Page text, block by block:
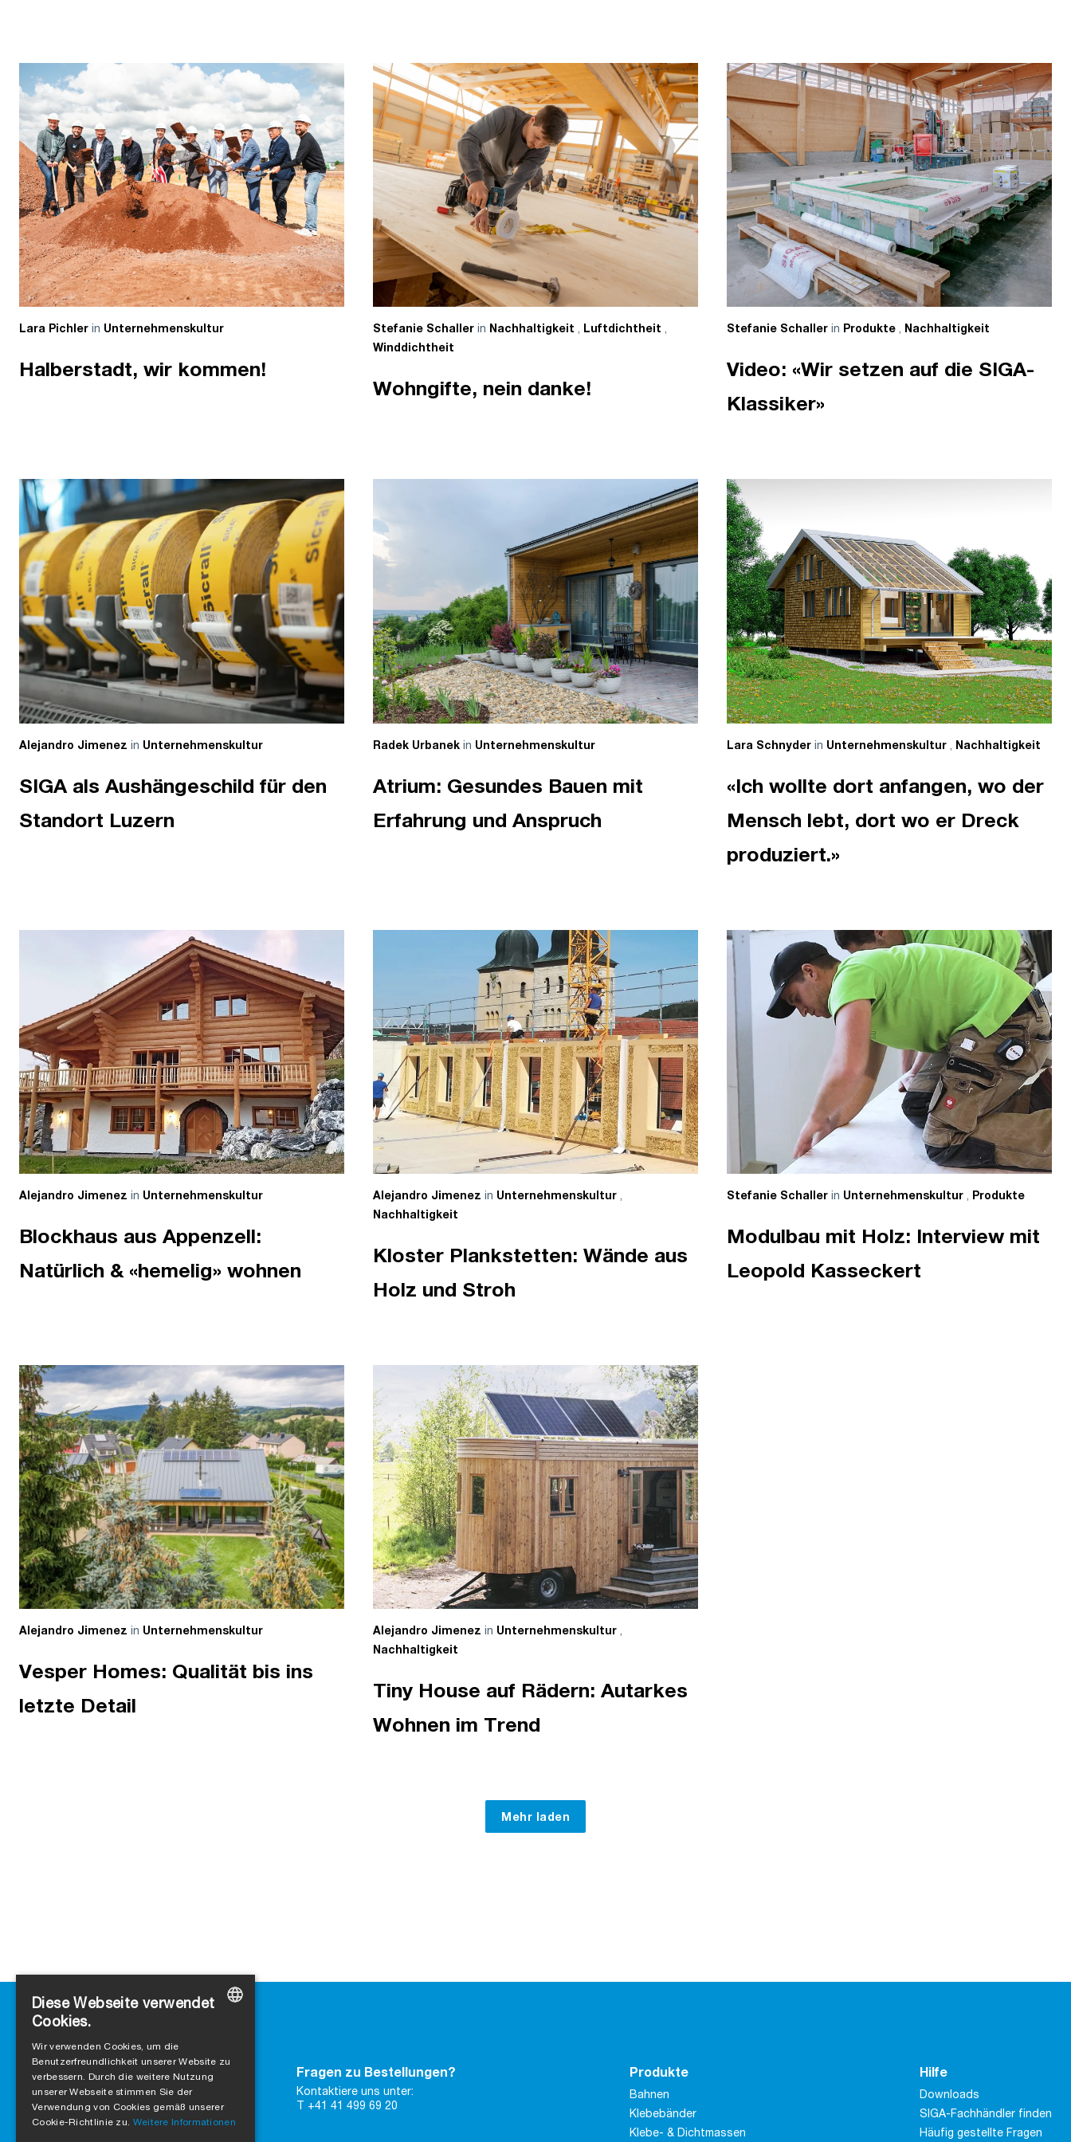
Lara Pichler in Unternehmenskultur
Halberstadt, wir kommen!
Stefanie Schallerin Nachhaltigkeit , Luftdichtheit ,
Winddichtheit
Wohngifte, nein danke!
Stefanie Schallerin Produkte , Nachhaltigkeit
Video: «Wir setzen auf die SIGA-
Klassiker»
Alejandro Jimenez in Unternehmenskultur
SIGA als Aushängeschild für den
Standort Luzern
Radek Urbanekin Unternehmenskultur
Atrium: Gesundes Bauen mit
Erfahrung und Anspruch
Lara Schnyderin Unternehmenskultur , Nachhaltigkeit
«Ich wollte dort anfangen, wo der
Mensch lebt, dort wo er Dreck
produziert.»
Alejandro Jimenez in Unternehmenskultur
Blockhaus aus Appenzell:
Natürlich & «hemelig» wohnen
Alejandro Jimenez in Unternehmenskultur ,
Nachhaltigkeit
Kloster Plankstetten: Wände aus
Holz und Stroh
Stefanie Schallerin Unternehmenskultur , Produkte
Modulbau mit Holz: Interview mit
Leopold Kasseckert
Alejandro Jimenez in Unternehmenskultur
Vesper Homes: Qualität bis ins
letzte Detail
Alejandro Jimenez in Unternehmenskultur ,
Nachhaltigkeit
Tiny House auf Rädern: Autarkes
Wohnen im Trend
Mehr laden
Kontakt
SIGA
Rütmattstrasse 7
CH-6017 Ruswil
Fragen zu Bestellungen?
Kontaktiere uns unter:
T +41 41 499 69 20
Produkte
Bahnen
Klebebänder
Klebe- & Dichtmassen
Hilfe
Downloads
SIGA-Fachhändler finden
Häufig gestellte Fragen
ENGLISH
FRENCH
Diese Webseite verwendet
Cookies.
Wir verwenden Cookies, um die
Benutzerfreundlichkeit unserer Website zu
verbessern. Durch die weitere Nutzung
unserer Webseite stimmen Sie der
Verwendung von Cookies gemäß unserer
Cookie-Richtlinie zu. Weitere Informationen